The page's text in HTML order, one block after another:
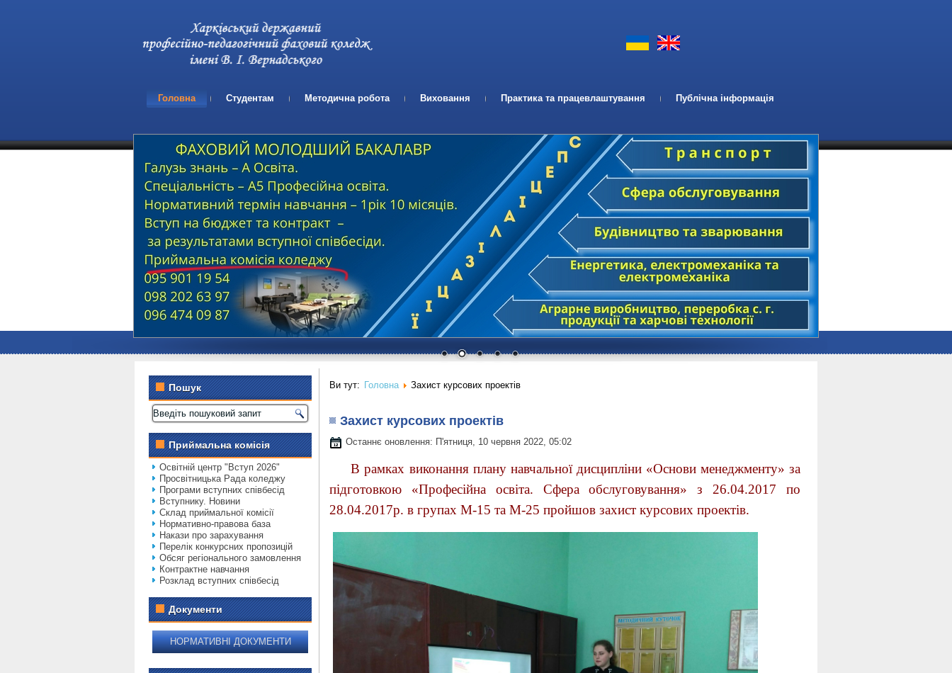
Головна Студентам Методична робота Виховання Практика та працевлаштування Публічна інформація
Пошук
Приймальна комісія
Освітній центр "Вступ 2026"
Просвітницька Рада коледжу
Програми вступних співбесід
Вступнику. Новини
Склад приймальної комісії
Нормативно-правова база
Накази про зарахування
Перелік конкурсних пропозицій
Обсяг регіонального замовлення
Контрактне навчання
Розклад вступних співбесід
Документи
НОРМАТИВНІ ДОКУМЕНТИ
Ви тут: Головна Захист курсових проектів
Захист курсових проектів
Останнє оновлення: П'ятниця, 10 червня 2022, 05:02
В рамках виконання плану навчальної дисципліни «Основи менеджменту» за
підготовкою «Професійна освіта. Сфера обслуговування» з 26.04.2017 по
28.04.2017р. в групах М-15 та М-25 пройшов захист курсових проектів.